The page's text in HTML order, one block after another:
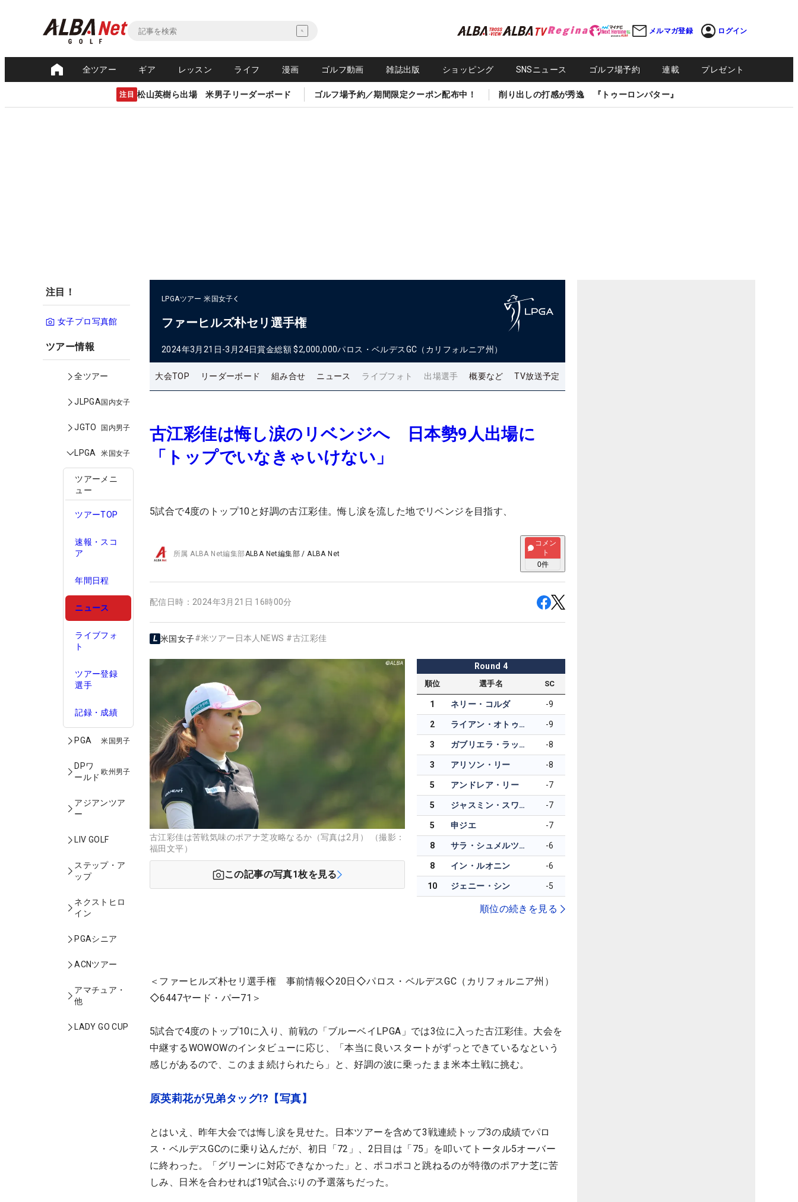
メルマガ登録 ログイン
全ツアー ギア レッスン ライフ 漫画 ゴルフ動画 雑誌出版 ショッピング SNSニュース ゴルフ場予約 連載 プレゼント
注目 松山英樹ら出場 米男子リーダーボード ゴルフ場予約／期間限定クーポン配布中！ 削り出しの打感が秀逸 『トゥーロンパター』
注目！
女子プロ写真館
ツアー情報
全ツアー
JLPGA国内女子
JGTO 国内男子
LPGA 米国女子
ツアーメニ
ュー
ツアーTOP
速報・スコ
ア
年間日程
ニュース
ライブフォ
ト
ツアー登録
選手
記録・成績
PGA 米国男子
DPワ
ールド
欧州男子
アジアンツア
ー
LIV GOLF
ステップ・ア
ップ
ネクストヒロ
イン
PGAシニア
ACNツアー
アマチュア・
他
LADY GO CUP
LPGAツアー 米国女子
ファーヒルズ朴セリ選手権
2024年3月21日-3月24日賞金総額 $2,000,000パロス・ベルデスGC（カリフォルニア州）
大会TOP リーダーボード 組み合せ ニュース ライブフォト 出場選手 概要など TV放送予定
古江彩佳は悔し涙のリベンジへ 日本勢9人出場に
「トップでいなきゃいけない」
5試合で4度のトップ10と好調の古江彩佳。悔し涙を流した地でリベンジを目指す、
所属ALBA Net編集部ALBA Net編集部 /ALBA Net
コメン
ト
0件
配信日時： 2024年3月21日 16時00分
米国女子#米ツアー日本人NEWS #古江彩佳
古江彩佳は苦戦気味のポアナ芝攻略なるか（写真は2月） （撮影：
福田文平）
この記事の写真1枚を見る
Round 4
順位 選手名 SC
1 ネリー・コルダ -9
2 ライアン・オトゥール -9
3 ガブリエラ・ラッフルズ -8
3 アリソン・リー -8
5 アンドレア・リー -7
5 ジャスミン・スワンナプーラ -7
5 申ジエ -7
8 サラ・シュメルツェル -6
8 イン・ルオニン -6
10 ジェニー・シン -5
順位の続きを見る
＜ファーヒルズ朴セリ選手権 事前情報◇20日◇パロス・ベルデスGC（カリフォルニア州）
◇6447ヤード・パー71＞
5試合で4度のトップ10に入り、前戦の「ブルーベイLPGA」では3位に入った古江彩佳。大会を
中継するWOWOWのインタビューに応じ、「本当に良いスタートがずっとできているなという
感じがあるので、このまま続けられたら」と、好調の波に乗ったまま米本土戦に挑む。
原英莉花が兄弟タッグ⁉【写真】
とはいえ、昨年大会では悔し涙を見せた。日本ツアーを含めて3戦連続トップ3の成績でパロ
ス・ベルデスGCのに乗り込んだが、初日「72」、2日目は「75」を叩いてトータル5オーバー
に終わった。「グリーンに対応できなかった」と、ポコポコと跳ねるのが特徴のポアナ芝に苦
しみ、 日米を合わせれば19試合ぶりの予選落ちだった。